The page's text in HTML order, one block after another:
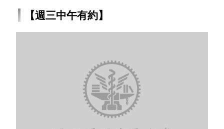
【週三中午有約】